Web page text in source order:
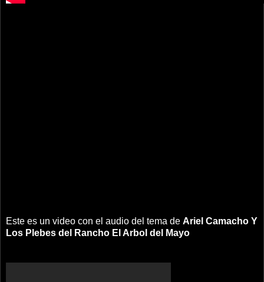
Este es un video con el audio del tema de Ariel Camacho Y
Los Plebes del Rancho El Arbol del Mayo